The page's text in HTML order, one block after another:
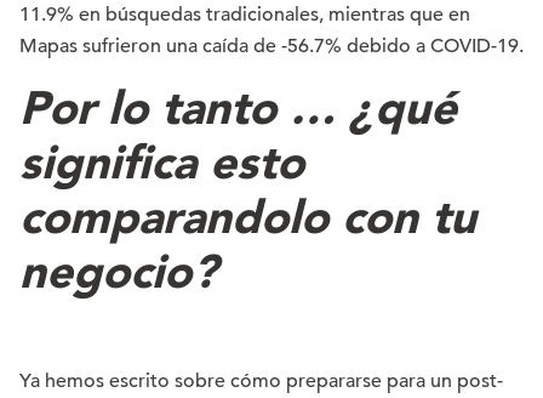
11.9% en búsquedas tradicionales, mientras que en
Mapas sufrieron una caída de -56.7% debido a COVID-19.
Por lo tanto … ¿qué
significa esto
comparandolo con tu
negocio?
Ya hemos escrito sobre cómo prepararse para un post-